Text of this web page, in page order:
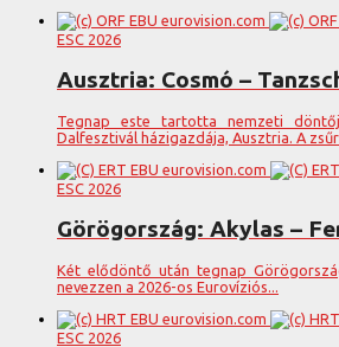
ESC 2026
Ausztria: Cosmó –
Tegnap este tartotta nemzeti
Dalfesztivál házigazdája, Ausztria. A
ESC 2026
Görögország: Akylas –
Két elődöntő után tegnap
nevezzen a 2026-os Eurovíziós...
ESC 2026